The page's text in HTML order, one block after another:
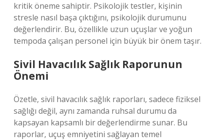
kritik öneme sahiptir. Psikolojik testler, kişinin
stresle nasıl başa çıktığını, psikolojik durumunu
değerlendirir. Bu, özellikle uzun uçuşlar ve yoğun
tempoda çalışan personel için büyük bir önem taşır.
Sivil Havacılık Sağlık Raporunun
Önemi
Özetle, sivil havacılık sağlık raporları, sadece fiziksel
sağlığı değil, aynı zamanda ruhsal durumu da
kapsayan kapsamlı bir değerlendirme sunar. Bu
raporlar, uçuş emniyetini sağlayan temel